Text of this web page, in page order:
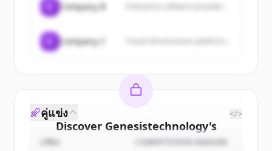
Company B
Company C
Discover Genesistechnology's
customers
คู่แข่ง </>
COMPETITION REASON